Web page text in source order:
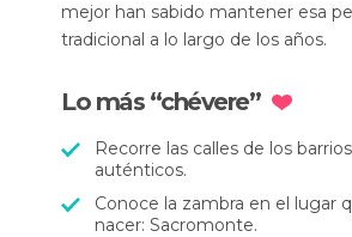
mejor han sabido mantener esa
tradicional a lo largo de los años.
Lo más “chévere”
Recorre las calles de los
auténticos.
Conoce la zambra en el lugar
nacer: Sacromonte.